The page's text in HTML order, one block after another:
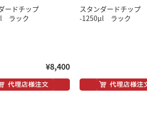
ードチップ
ラック
¥8,400
スタンダードチップ
-1250μl ラック